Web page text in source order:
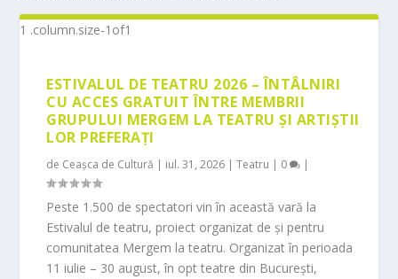
ESTIVALUL DE TEATRU 2026 – ÎNTÂLNIRI
CU ACCES GRATUIT ÎNTRE MEMBRII
GRUPULUI MERGEM LA TEATRU ȘI ARTIȘTII
LOR PREFERAȚI
de Ceașca de Cultură | iul. 31, 2026 |Teatru | 0 |
Peste 1.500 de spectatori vin în această vară la
Estivalul de teatru, proiect organizat de și pentru
comunitatea Mergem la teatru. Organizat în perioada
11 iulie – 30 august, în opt teatre din București,